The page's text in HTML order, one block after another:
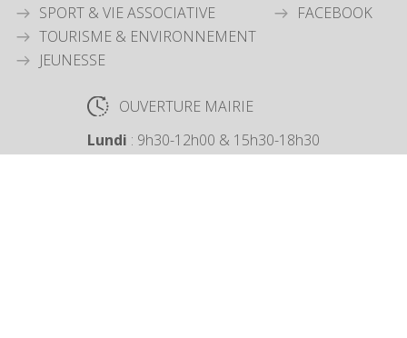
SPORT & VIE ASSOCIATIVE
TOURISME & ENVIRONNEMENT
JEUNESSE
FACEBOOK
OUVERTURE MAIRIE
Lundi : 9h30-12h00 & 15h30-18h30
Mardi: 9h30-12h00